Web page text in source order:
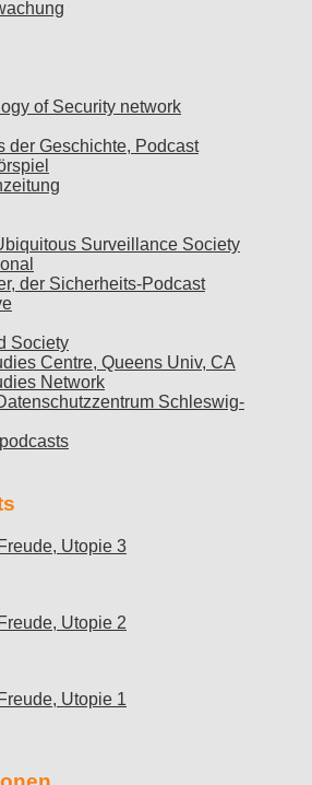
of Security network
der Geschichte, Podcast
Surveillance Society
der Sicherheits-Podcast
Society
Centre, Queens Univ, CA
Network
Schleswig-
Utopie 3
Utopie 2
Utopie 1